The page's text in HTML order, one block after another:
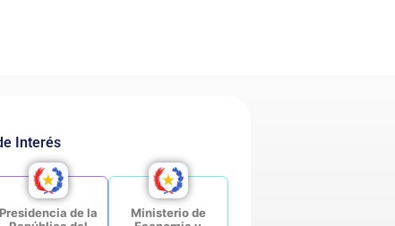
Interés
Presidencia de la
Ministerio de